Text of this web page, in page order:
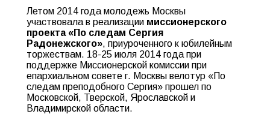
Летом 2014 года молодежь Москвы
участвовала в реализации миссионерского
проекта «По следам Сергия
Радонежского», приуроченного к юбилейным
торжествам. 18-25 июля 2014 года при
поддержке Миссионерской комиссии при
епархиальном совете г. Москвы велотур «По
следам преподобного Сергия» прошел по
Московской, Тверской, Ярославской и
Владимирской области.